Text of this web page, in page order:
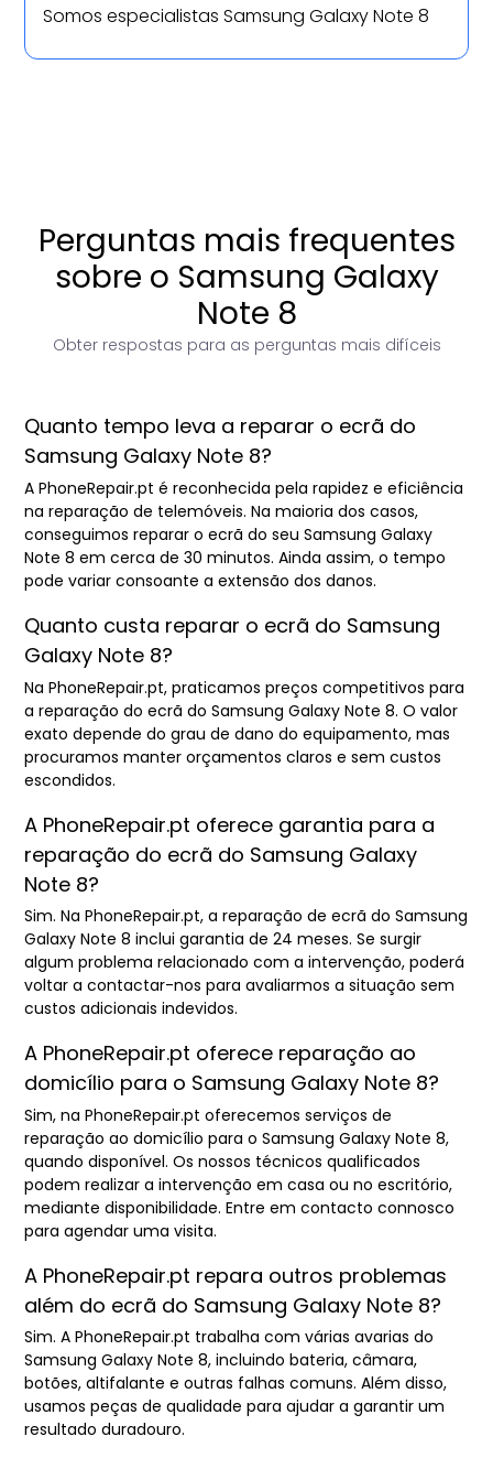
Somos especialistas Samsung Galaxy Note 8
Perguntas mais frequentes
sobre o Samsung Galaxy
Note 8
Obter respostas para as perguntas mais difíceis
Quanto tempo leva a reparar o ecrã do
Samsung Galaxy Note 8?
A PhoneRepair.pt é reconhecida pela rapidez e eficiência
na reparação de telemóveis. Na maioria dos casos,
conseguimos reparar o ecrã do seu Samsung Galaxy
Note 8 em cerca de 30 minutos. Ainda assim, o tempo
pode variar consoante a extensão dos danos.
Quanto custa reparar o ecrã do Samsung
Galaxy Note 8?
Na PhoneRepair.pt, praticamos preços competitivos para
a reparação do ecrã do Samsung Galaxy Note 8. O valor
exato depende do grau de dano do equipamento, mas
procuramos manter orçamentos claros e sem custos
escondidos.
A PhoneRepair.pt oferece garantia para a
reparação do ecrã do Samsung Galaxy
Note 8?
Sim. Na PhoneRepair.pt, a reparação de ecrã do Samsung
Galaxy Note 8 inclui garantia de 24 meses. Se surgir
algum problema relacionado com a intervenção, poderá
voltar a contactar-nos para avaliarmos a situação sem
custos adicionais indevidos.
A PhoneRepair.pt oferece reparação ao
domicílio para o Samsung Galaxy Note 8?
Sim, na PhoneRepair.pt oferecemos serviços de
reparação ao domicílio para o Samsung Galaxy Note 8,
quando disponível. Os nossos técnicos qualificados
podem realizar a intervenção em casa ou no escritório,
mediante disponibilidade. Entre em contacto connosco
para agendar uma visita.
A PhoneRepair.pt repara outros problemas
além do ecrã do Samsung Galaxy Note 8?
Sim. A PhoneRepair.pt trabalha com várias avarias do
Samsung Galaxy Note 8, incluindo bateria, câmara,
botões, altifalante e outras falhas comuns. Além disso,
usamos peças de qualidade para ajudar a garantir um
resultado duradouro.